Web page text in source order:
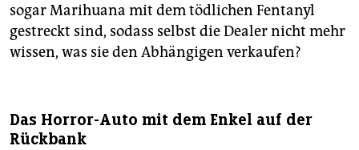
sogar Marihuana mit dem tödlichen Fentanyl
gestreckt sind, sodass selbst die Dealer nicht mehr
wissen, was sie den Abhängigen verkaufen?
Das Horror-Auto mit dem Enkel auf der
Rückbank